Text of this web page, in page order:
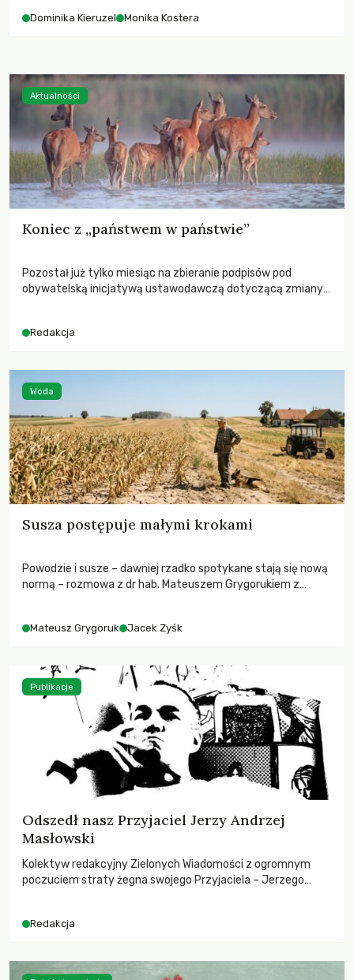
Dominika Kieruzel Monika Kostera
Koniec z „państwem w państwie”
Pozostał już tylko miesiąc na zbieranie podpisów pod
obywatelską inicjatywą ustawodawczą dotyczącą zmiany
niezwykle korzystne rozwiązania dla przyrody i zwierząt,
funkcjonowania łowiectwa w Polsce.
Redakcja
Aktualności
Susza postępuje małymi krokami
Powodzie i susze – dawniej rzadko spotykane stają się nową
normą – rozmowa z dr hab. Mateuszem Grygorukiem z
Mateusz Grygoruk Jacek Zyśk
Woda
Odszedł nasz Przyjaciel Jerzy Andrzej
Masłowski
Kolektyw redakcyjny Zielonych Wiadomości z ogromnym
poczuciem straty żegna swojego Przyjaciela – Jerzego
Redakcja
Publikacje